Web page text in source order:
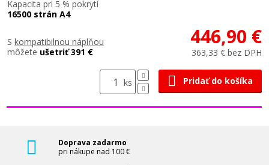
Kapacita pri 5 % pokrytí
16500 strán A4
S kompatibilnou náplňou
môžete ušetriť 391 €
446,90 €
363,33 € bez DPH
ks Pridať do košíka
Doprava zadarmo
pri nákupe nad 100 €